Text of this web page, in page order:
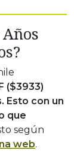
($3933)
Esto con un
que
según
web.